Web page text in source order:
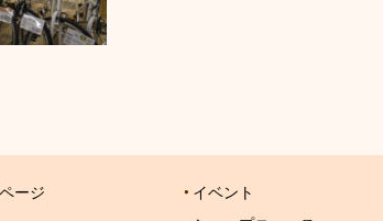
ージ
イベント